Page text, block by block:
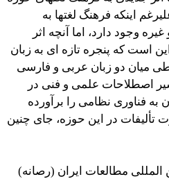
اینکه فرهنگ لغتها به
وجود دارد، اما آنچه اثر
است که پنجره تازه ای به زبان
میان دو زبان عربی و فارسی
اصطلاحات علمی و فنی در
به فناوری نظامی را برآورده
تألیفات در این حوزه، جای چنین
المللی مطالعات ایران (رصانه)